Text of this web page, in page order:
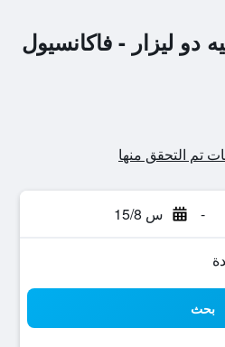
دو ليزار - فاكانسيول
- س 15/8
بحث